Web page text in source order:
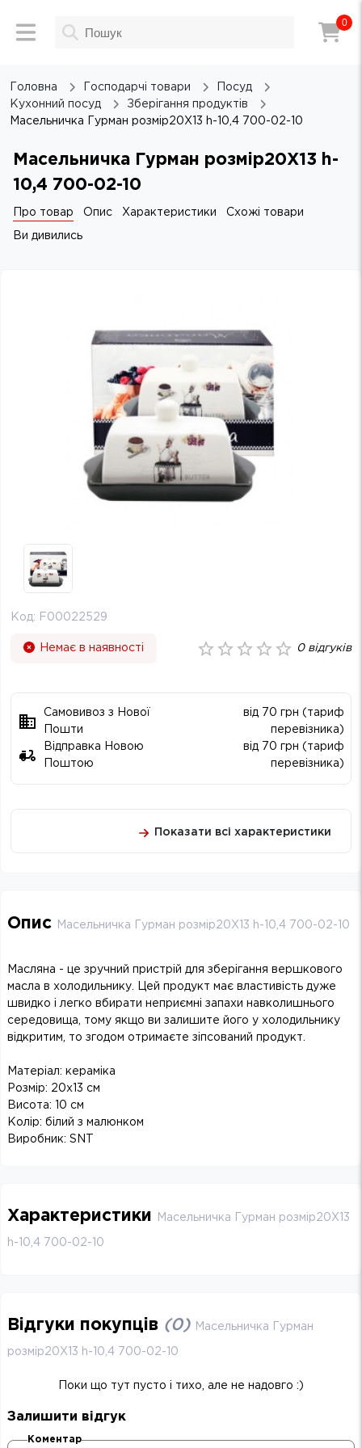
0
Головна Господарчі товари
Посуд
Кухонний посуд
Зберігання продуктів
Масельничка Гурман розмір20Х13 h-10,4 700-02-10
Масельничка Гурман розмір20Х13 h-
10,4 700-02-10
Про товар Опис Характеристики Схожі товари
Ви дивились
Код: F00022529
Немає в наявності 0відгуків
Самовивоз з Нової
Пошти
від 70 грн (тариф
перевізника)
Відправка Новою
Поштою
від 70 грн (тариф
перевізника)
Показати всі характеристики
Опис Масельничка Гурман розмір20Х13 h-10,4 700-02-10
Масляна - це зручний пристрій для зберігання вершкового
масла в холодильнику. Цей продукт має властивість дуже
швидко і легко вбирати неприємні запахи навколишнього
середовища, тому якщо ви залишите його у холодильнику
відкритим, то згодом отримаєте зіпсований продукт.
Матеріал: кераміка
Розмір: 20х13 см
Висота: 10 см
Колір: білий з малюнком
Виробник: SNT
Характеристики Масельничка Гурман розмір20Х13
h-10,4 700-02-10
Відгуки покупців (0) Масельничка Гурман
розмір20Х13 h-10,4 700-02-10
Поки що тут пусто і тихо, але не надовго :)
Залишити відгук
Коментар